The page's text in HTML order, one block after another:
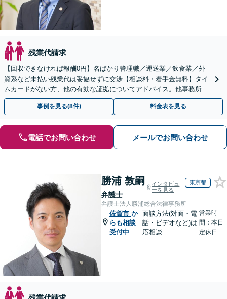
残業代請求
【回収できなければ報酬0円】名ばかり管理職／運送業／飲食業／外
資系など未払い残業代は妥協せずに交渉【相談料・着手金無料】タイ
ムカードがない方、他の有効な証拠についてアドバイス。他事務所で
断られた方もご相談ください。あなたの権利を守ります！
事例を見る(8件) 料金表を見る
電話でお問い合わせ メールでお問い合わせ
勝浦 敦嗣
弁護士
インタビュ
ーを見る
東京都
弁護士法人勝浦総合法律事務所
佐賀市 か
らも相談
受付中
面談方法(対面・電
話・ビデオなど)は
応相談
営業時
間：本日
定休日